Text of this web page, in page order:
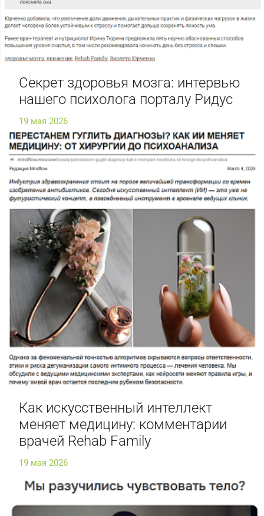
Секрет здоровья мозга: интервью
нашего психолога порталу Ридус
19 мая 2026
Как искусственный интеллект
меняет медицину: комментарии
врачей Rehab Family
19 мая 2026